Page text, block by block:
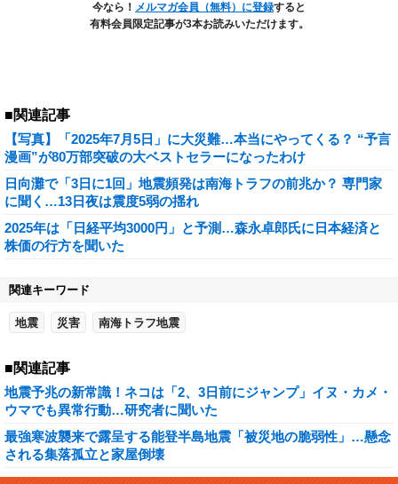
今なら！ メルマガ会員（無料）に登録すると
有料会員限定記事が3本お読みいただけます。
■関連記事
【写真】「2025年7月5日」に大災難…本当にやってくる？ “予言
漫画”が80万部突破の大ベストセラーになったわけ
日向灘で「3日に1回」地震頻発は南海トラフの前兆か？ 専門家
に聞く…13日夜は震度5弱の揺れ
2025年は「日経平均3000円」と予測…森永卓郎氏に日本経済と
株価の行方を聞いた
関連キーワード
地震 災害 南海トラフ地震
■関連記事
地震予兆の新常識！ネコは「2、3日前にジャンプ」イヌ・カメ・
ウマでも異常行動…研究者に聞いた
最強寒波襲来で露呈する能登半島地震「被災地の脆弱性」…懸念
される集落孤立と家屋倒壊